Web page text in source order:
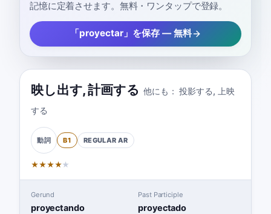
記憶に定着させます。無料・ワンタップで登録。
「proyectar」を保存 — 無料
映し出す,計画する 他にも： 投影する,
上映
する
動詞 B1 REGULAR AR
★★★★★
Gerund
proyectando
Past Participle
proyectado